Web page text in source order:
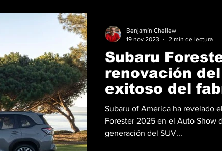
Subaru
renovación
exitoso del
Subaru of America ha revelado
Forester 2025 en el Auto Show
generación del SUV...
Benjamín Chellew
19 nov 2023
2 min de lectura